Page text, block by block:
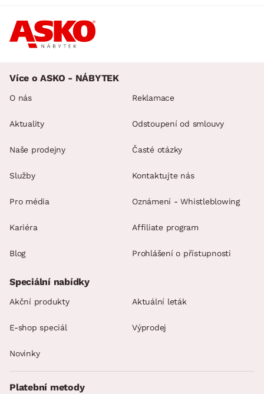
Více o ASKO - NÁBYTEK
O nás
Aktuality
Naše prodejny
Služby
Pro média
Kariéra
Blog
Reklamace
Odstoupení od smlouvy
Časté otázky
Kontaktujte nás
Oznámení - Whistleblowing
Affiliate program
Prohlášení o přístupnosti
Speciální nabídky
Akční produkty Aktuální leták
E-shop speciál Výprodej
Novinky
Platební metody